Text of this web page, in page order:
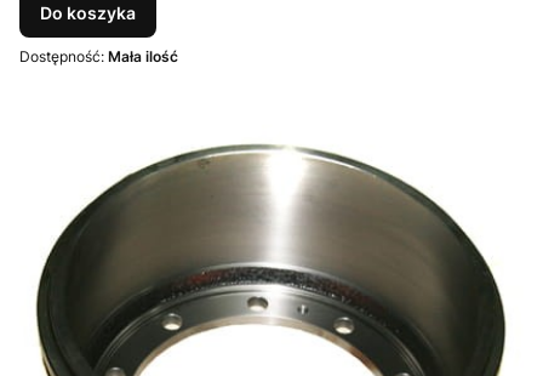
Do koszyka
Dostępność: Mała ilość